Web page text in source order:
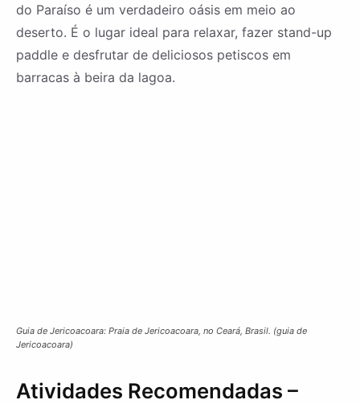
do Paraíso é um verdadeiro oásis em meio ao
deserto. É o lugar ideal para relaxar, fazer stand-up
paddle e desfrutar de deliciosos petiscos em
barracas à beira da lagoa.
Guia de Jericoacoara: Praia de Jericoacoara, no Ceará, Brasil. (guia de
Jericoacoara)
Atividades Recomendadas –